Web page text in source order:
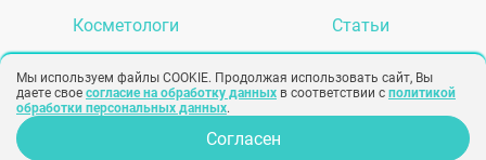
Косметологи
Статьи
Мы используем файлы COOKIE. Продолжая использовать сайт, Вы
даете свое согласие на обработку данных в соответствии с политикой
обработки персональных данных.
Согласен
Опрос для врачей